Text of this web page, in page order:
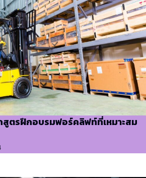
ตรฝึกอบรมฟอร์คลิฟท์ที่เหมาะสม